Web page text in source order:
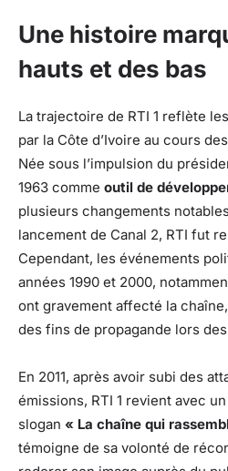
Une histoire
hauts et des bas
La trajectoire de RTI 1 reflète
par la Côte d’Ivoire au cours
Née sous l’impulsion du
1963 comme outil de
plusieurs changements
lancement de Canal 2, RTI fut
Cependant, les événements
années 1990 et 2000,
ont gravement affecté la
des fins de propagande lors
En 2011, après avoir subi des
émissions, RTI 1 revient avec
slogan « La chaîne qui
témoigne de sa volonté de